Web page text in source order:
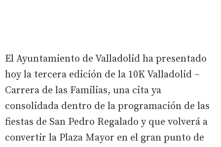
El Ayuntamiento de Valladolid ha presentado
hoy la tercera edición de la 10K Valladolid –
Carrera de las Familias, una cita ya
consolidada dentro de la programación de las
fiestas de San Pedro Regalado y que volverá a
convertir la Plaza Mayor en el gran punto de